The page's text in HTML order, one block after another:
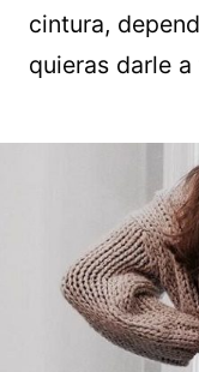
cintura,
quieras darle